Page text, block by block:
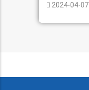
2024-04-07